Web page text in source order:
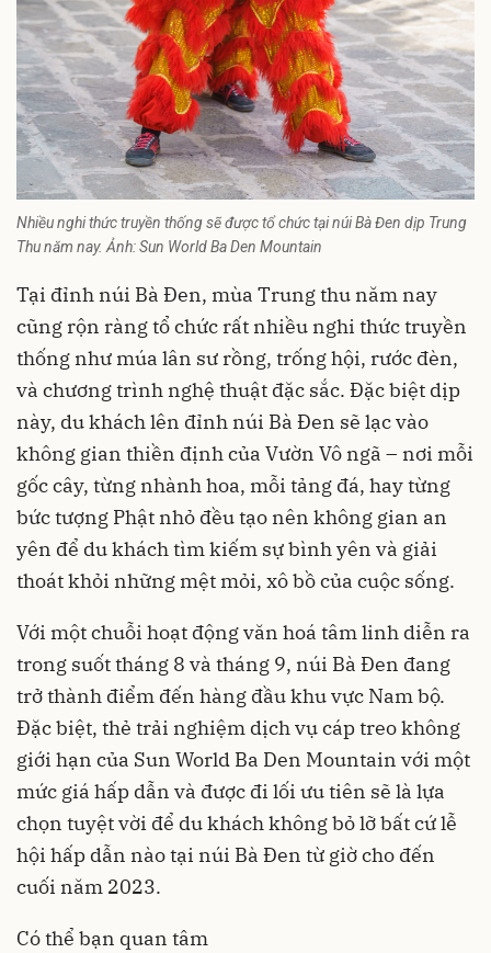
Nhiều nghi thức truyền thống sẽ được tổ chức tại núi Bà Đen dịp Trung
Thu năm nay. Ảnh: Sun World Ba Den Mountain
Tại đỉnh núi Bà Đen, mùa Trung thu năm nay
cũng rộn ràng tổ chức rất nhiều nghi thức truyền
thống như múa lân sư rồng, trống hội, rước đèn,
và chương trình nghệ thuật đặc sắc. Đặc biệt dịp
này, du khách lên đỉnh núi Bà Đen sẽ lạc vào
không gian thiền định của Vườn Vô ngã – nơi mỗi
gốc cây, từng nhành hoa, mỗi tảng đá, hay từng
bức tượng Phật nhỏ đều tạo nên không gian an
yên để du khách tìm kiếm sự bình yên và giải
thoát khỏi những mệt mỏi, xô bồ của cuộc sống.
Với một chuỗi hoạt động văn hoá tâm linh diễn ra
trong suốt tháng 8 và tháng 9, núi Bà Đen đang
trở thành điểm đến hàng đầu khu vực Nam bộ.
Đặc biệt, thẻ trải nghiệm dịch vụ cáp treo không
giới hạn của Sun World Ba Den Mountain với một
mức giá hấp dẫn và được đi lối ưu tiên sẽ là lựa
chọn tuyệt vời để du khách không bỏ lỡ bất cứ lễ
hội hấp dẫn nào tại núi Bà Đen từ giờ cho đến
cuối năm 2023.
Có thể bạn quan tâm